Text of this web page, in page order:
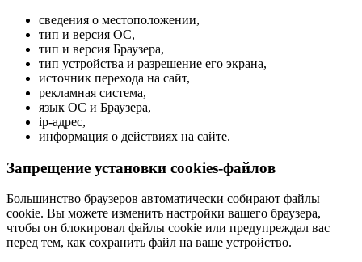
сведения о местоположении,
тип и версия ОС,
тип и версия Браузера,
тип устройства и разрешение его экрана,
источник перехода на сайт,
рекламная система,
язык ОС и Браузера,
ip-адрес,
информация о действиях на сайте.
Запрещение установки cookies-файлов
Большинство браузеров автоматически собирают файлы
cookie. Вы можете изменить настройки вашего браузера,
чтобы он блокировал файлы cookie или предупреждал вас
перед тем, как сохранить файл на ваше устройство.